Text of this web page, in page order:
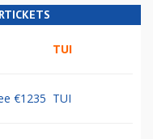
TUI
€1235 TUI